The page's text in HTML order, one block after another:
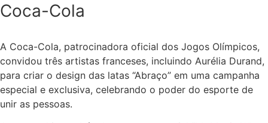
Coca-Cola
A Coca-Cola, patrocinadora oficial dos Jogos Olímpicos,
convidou três artistas franceses, incluindo Aurélia Durand,
para criar o design das latas “Abraço” em uma campanha
especial e exclusiva, celebrando o poder do esporte de
unir as pessoas.